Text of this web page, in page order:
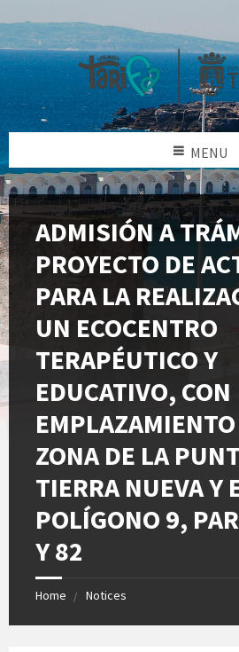
MENU
ADMISIÓN A
PROYECTO DE
PARA LA
UN ECOCENTRO
TERAPÉUTICO Y
EDUCATIVO, CON
ZONA DE LA
TIERRA NUEVA Y
POLÍGONO 9,
Y 82
Home Notices